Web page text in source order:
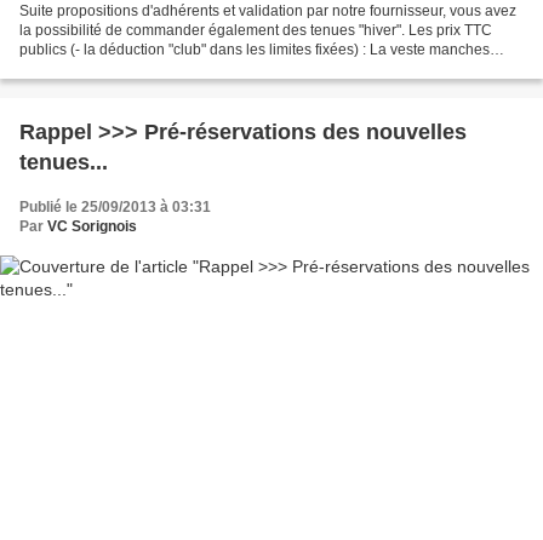
Suite propositions d'adhérents et validation par notre fournisseur, vous avez
la possibilité de commander également des tenues "hiver". Les prix TTC
publics (- la déduction "club" dans les limites fixées) : La veste manches
Rappel >>> Pré-réservations des nouvelles
tenues...
Publié le 25/09/2013 à 03:31
Par VC Sorignois